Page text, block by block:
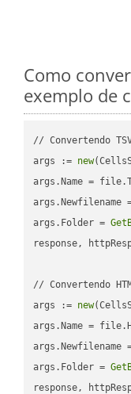
Como
exemplo de
// Convertendo
args := new
args.Name =
args.Newfilename
args.Folder =
response,
// Convertendo
args := new
args.Name =
args.Newfilename
args.Folder =
response,